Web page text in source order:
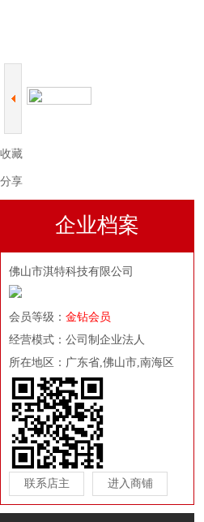
收藏
分享
企业档案
佛山市淇特科技有限公司
会员等级： 金钻会员
经营模式：公司制企业法人
所在地区：广东省,佛山市,南海区
联系店主 进入商铺